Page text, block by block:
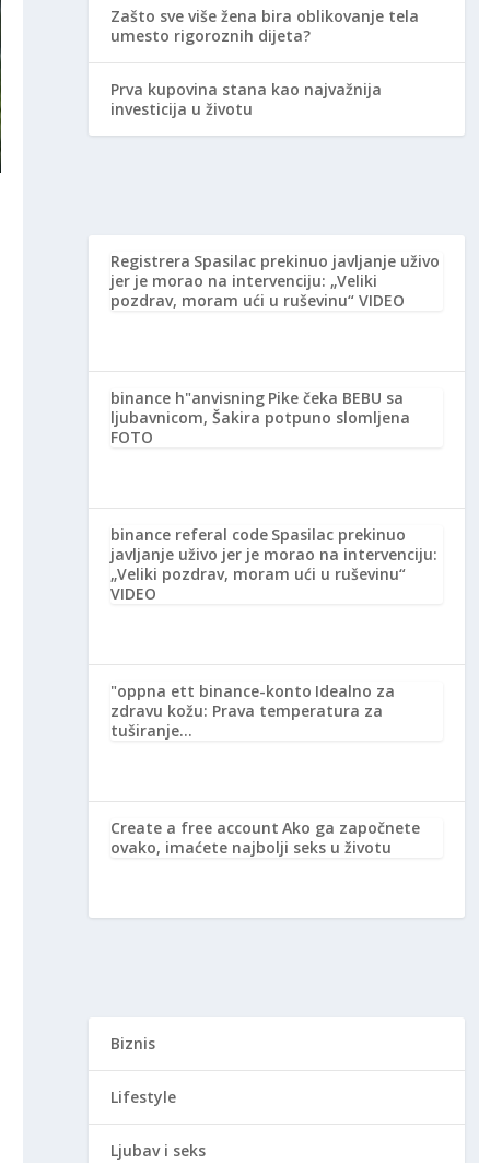
Zašto sve više žena bira oblikovanje tela
umesto rigoroznih dijeta?
Prva kupovina stana kao najvažnija
investicija u životu
Registrera Spasilac prekinuo javljanje uživo
jer je morao na intervenciju: „Veliki
pozdrav, moram ući u ruševinu“ VIDEO
binance h"anvisning Pike čeka BEBU sa
ljubavnicom, Šakira potpuno slomljena
FOTO
binance referal code Spasilac prekinuo
javljanje uživo jer je morao na intervenciju:
„Veliki pozdrav, moram ući u ruševinu“
VIDEO
"oppna ett binance-konto Idealno za
zdravu kožu: Prava temperatura za
tuširanje…
Create a free account Ako ga započnete
ovako, imaćete najbolji seks u životu
Biznis
Lifestyle
Ljubav i seks